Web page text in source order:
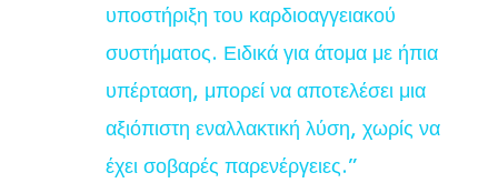
υποστήριξη του καρδιοαγγειακού
συστήματος. Ειδικά για άτομα με ήπια
υπέρταση, μπορεί να αποτελέσει μια
αξιόπιστη εναλλακτική λύση, χωρίς να
έχει σοβαρές παρενέργειες.”